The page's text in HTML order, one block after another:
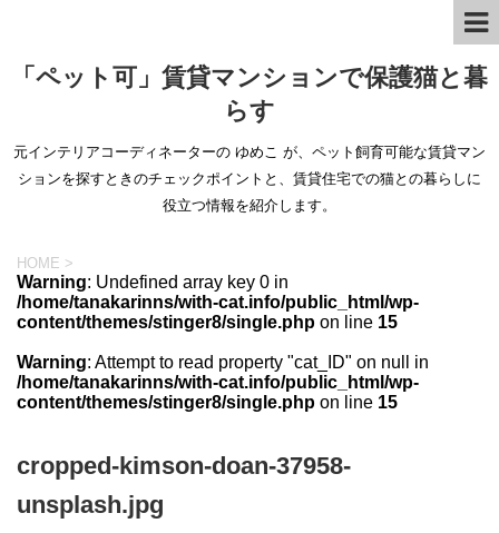
「ペット可」賃貸マンションで保護猫と暮
らす
元インテリアコーディネーターの ゆめこ が、ペット飼育可能な賃貸マン
ションを探すときのチェックポイントと、賃貸住宅での猫との暮らしに
役立つ情報を紹介します。
HOME >
Warning: Undefined array key 0 in
/home/tanakarinns/with-cat.info/public_html/wp-
content/themes/stinger8/single.php on line 15
Warning: Attempt to read property "cat_ID" on null in
/home/tanakarinns/with-cat.info/public_html/wp-
content/themes/stinger8/single.php on line 15
cropped-kimson-doan-37958-
unsplash.jpg